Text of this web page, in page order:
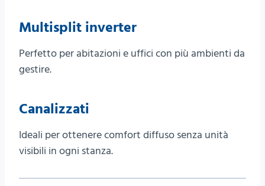
Multisplit inverter
Perfetto per abitazioni e uffici con più ambienti da
gestire.
Canalizzati
Ideali per ottenere comfort diffuso senza unità
visibili in ogni stanza.